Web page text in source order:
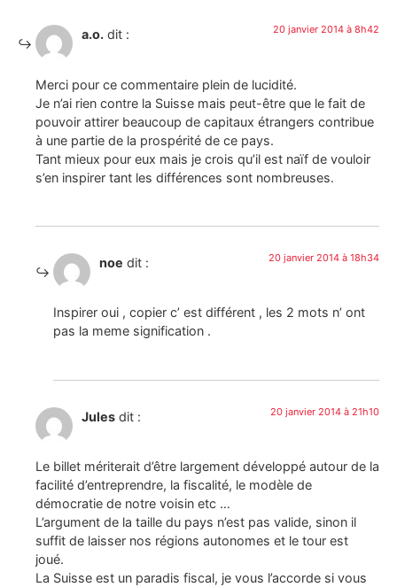
a.o. dit : 20 janvier 2014 à 8h42
Merci pour ce commentaire plein de lucidité.
Je n’ai rien contre la Suisse mais peut-être que le fait de
pouvoir attirer beaucoup de capitaux étrangers contribue
à une partie de la prospérité de ce pays.
Tant mieux pour eux mais je crois qu’il est naïf de vouloir
s’en inspirer tant les différences sont nombreuses.
noe dit : 20 janvier 2014 à 18h34
Inspirer oui , copier c’ est différent , les 2 mots n’ ont
pas la meme signification .
Jules dit : 20 janvier 2014 à 21h10
Le billet mériterait d’être largement développé autour de la
facilité d’entreprendre, la fiscalité, le modèle de
démocratie de notre voisin etc …
L’argument de la taille du pays n’est pas valide, sinon il
suffit de laisser nos régions autonomes et le tour est
joué.
La Suisse est un paradis fiscal, je vous l’accorde si vous